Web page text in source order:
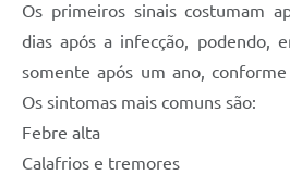
Os primeiros sinais costumam
dias após a infecção, podendo,
somente após um ano,
Os sintomas mais comuns são:
Febre alta
Calafrios e tremores